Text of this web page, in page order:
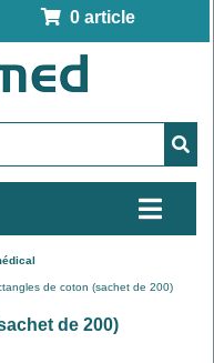
0 article
de coton (sachet de 200)
de 200)